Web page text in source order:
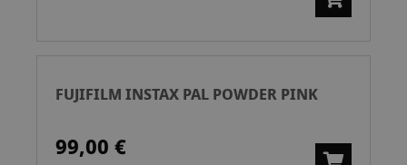
FUJIFILM INSTAX PAL POWDER PINK
99,00 €